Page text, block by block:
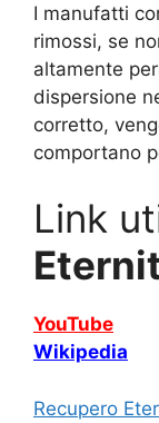
I manufatti
rimossi, se
altamente
dispersione
corretto,
comportano
Link
YouTube
Wikipedia
Recupero